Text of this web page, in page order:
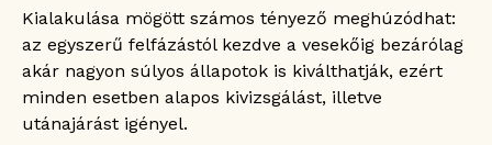
Hol helyezkednek el a vesék?
Hol érezhető a vesegörcs?
Vesefájdalom vagy hátfájás?
A vesegörcs tünetei
A vesegörcs okai
Kialakulása mögött számos tényező meghúzódhat:
az egyszerű felfázástól kezdve a vesekőig bezárólag
akár nagyon súlyos állapotok is kiválthatják, ezért
minden esetben alapos kivizsgálást, illetve
utánajárást igényel.